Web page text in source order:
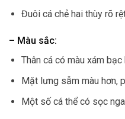
Đuôi cá chẻ hai thùy rõ
– Màu sắc:
Thân cá có màu xám bạc
Mặt lưng sẫm màu hơn,
Một số cá thể có sọc